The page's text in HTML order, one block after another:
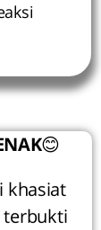
😊
khasiat
terbukti